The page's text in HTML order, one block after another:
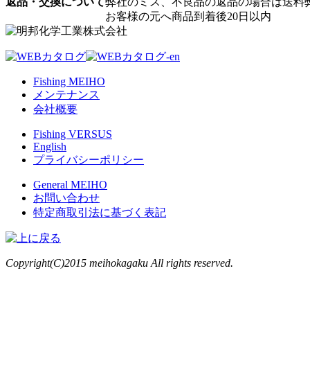
お客様の元へ商品到着後20日以内
Fishing MEIHO
メンテナンス
会社概要
Fishing VERSUS
English
プライバシーポリシー
General MEIHO
お問い合わせ
特定商取引法に基づく表記
Copyright(C)2015 meihokagaku All rights reserved.